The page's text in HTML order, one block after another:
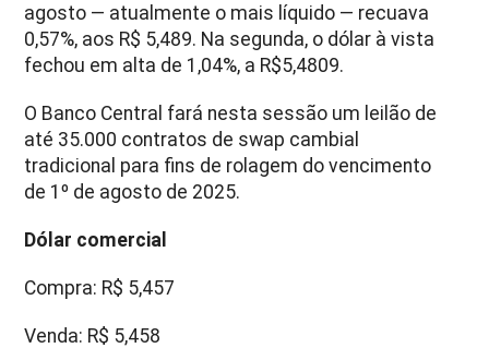
agosto — atualmente o mais líquido — recuava
0,57%, aos R$ 5,489. Na segunda, o dólar à vista
fechou em alta de 1,04%, a R$5,4809.
O Banco Central fará nesta sessão um leilão de
até 35.000 contratos de swap cambial
tradicional para fins de rolagem do vencimento
de 1º de agosto de 2025.
Dólar comercial
Compra: R$ 5,457
Venda: R$ 5,458